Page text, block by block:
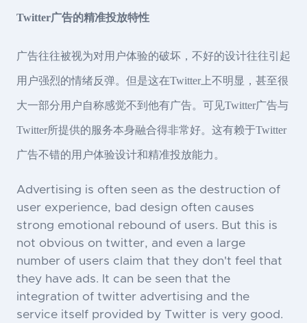
Twitter广告的精准投放特性
广告往往被视为对用户体验的破坏，不好的设计往往引起
用户强烈的情绪反弹。但是这在Twitter上不明显，甚至很
大一部分用户自称感觉不到他有广告。可见Twitter广告与
Twitter所提供的服务本身融合得非常好。这有赖于Twitter
广告不错的用户体验设计和精准投放能力。
Advertising is often seen as the destruction of
user experience, bad design often causes
strong emotional rebound of users. But this is
not obvious on twitter, and even a large
number of users claim that they don't feel that
they have ads. It can be seen that the
integration of twitter advertising and the
service itself provided by Twitter is very good.